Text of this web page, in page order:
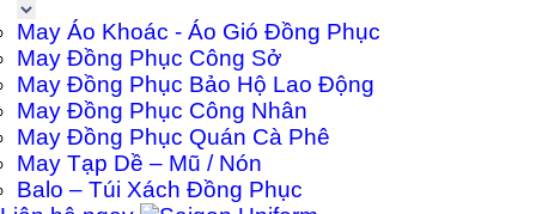
May Áo Khoác - Áo Gió Đồng Phục
May Đồng Phục Công Sở
May Đồng Phục Bảo Hộ Lao Động
May Đồng Phục Công Nhân
May Đồng Phục Quán Cà Phê
May Tạp Dề – Mũ / Nón
Balo – Túi Xách Đồng Phục